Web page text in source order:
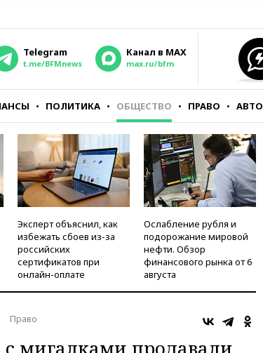
Telegram
t.me/BFMnews
Канал в MAX
max.ru/bfm
ПОЛИТИКА ОБЩЕСТВО ПРАВО АВТО
Эксперт объяснил, как
избежать сбоев из-за
российских
сертификатов при
онлайн-оплате
Ослабление рубля и
подорожание мировой
нефти. Обзор
финансового рынка от 6
августа
Право
мигалками продавали